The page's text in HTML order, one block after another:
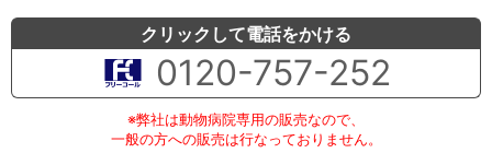
クリックして電話をかける
0120-757-252
※弊社は動物病院専用の販売なので、
一般の方への販売は行なっておりません。